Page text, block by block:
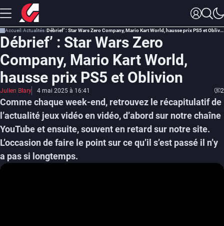
Accueil Actualités Débrief’ : Star Wars Zero Company, Mario Kart World, hausse prix PS5 et Oblivion
Débrief’ : Star Wars Zero
Company, Mario Kart World,
hausse prix PS5 et Oblivion
Julien Blary 4 mai 2025 à 16:41 2
Comme chaque week-end, retrouvez le récapitulatif de
l’actualité jeux vidéo en vidéo, d’abord sur notre chaîne
YouTube et ensuite, souvent en retard sur notre site.
L’occasion de faire le point sur ce qu’il s’est passé il n’y
a pas si longtemps.